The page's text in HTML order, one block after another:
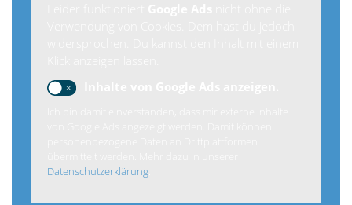
Datenschutzerklärung